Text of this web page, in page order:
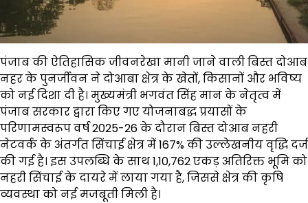
पंजाब की ऐतिहासिक जीवनरेखा मानी जाने वाली बिस्त दोआब
नहर के पुनर्जीवन ने दोआबा क्षेत्र के खेतों, किसानों और भविष्य
को नई दिशा दी है। मुख्यमंत्री भगवंत सिंह मान के नेतृत्व में
पंजाब सरकार द्वारा किए गए योजनाबद्ध प्रयासों के
परिणामस्वरूप वर्ष 2025-26 के दौरान बिस्त दोआब नहरी
नेटवर्क के अंतर्गत सिंचाई क्षेत्र में 167% की उल्लेखनीय वृद्धि दर्ज
की गई है। इस उपलब्धि के साथ 1,10,762 एकड़ अतिरिक्त भूमि को
नहरी सिंचाई के दायरे में लाया गया है, जिससे क्षेत्र की कृषि
व्यवस्था को नई मजबूती मिली है।